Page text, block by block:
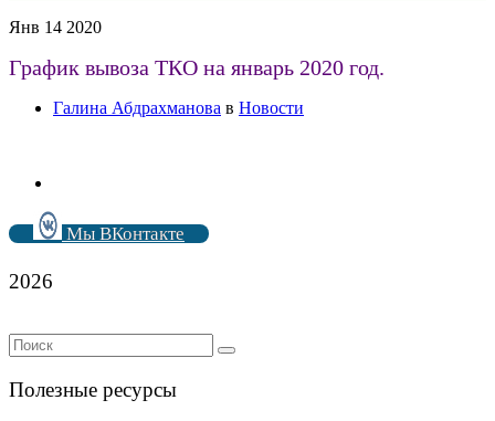
Янв 14 2020
График вывоза ТКО на январь 2020 год.
Галина Абдрахманова в Новости
Мы ВКонтакте
2026
Полезные ресурсы